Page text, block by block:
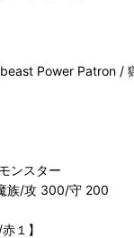
Power Patron /
ンスター
族/攻 300/守 200
１】